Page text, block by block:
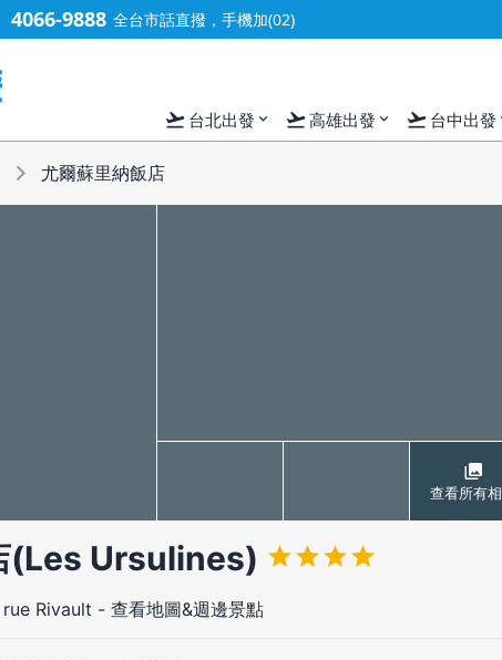
4066-9888 全台市話直撥，手機加(02)
flight_takeoff 台北出發 expand_more flight_takeoff高雄出發 expand_more flight_takeoff 台中出發
尤爾蘇里納飯店
查看所有
(Les Ursulines)
Rivault - 查看地圖&週邊景點